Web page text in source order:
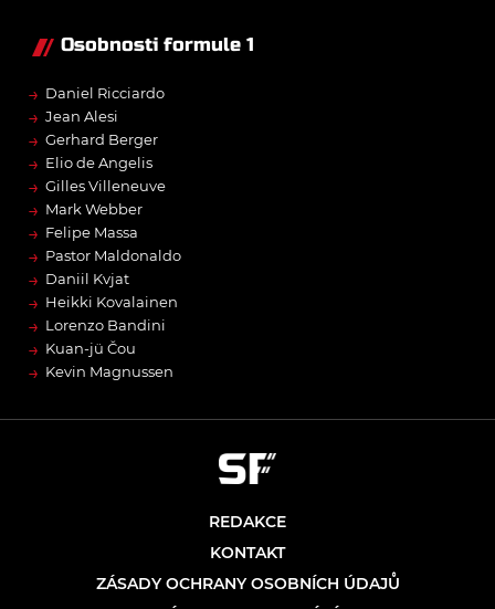
Osobnosti formule 1
→ Daniel Ricciardo
→ Jean Alesi
→ Gerhard Berger
→ Elio de Angelis
→ Gilles Villeneuve
→ Mark Webber
→ Felipe Massa
→ Pastor Maldonaldo
→ Daniil Kvjat
→ Heikki Kovalainen
→ Lorenzo Bandini
→ Kuan-jü Čou
→ Kevin Magnussen
REDAKCE
KONTAKT
ZÁSADY OCHRANY OSOBNÍCH ÚDAJŮ